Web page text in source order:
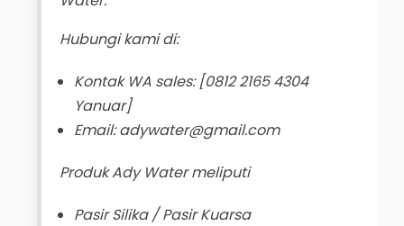
Hubungi kami di:
Kontak WA sales: [0812 2165 4304
Yanuar]
Email: adywater@gmail.com
Produk Ady Water meliputi
Pasir Silika / Pasir Kuarsa